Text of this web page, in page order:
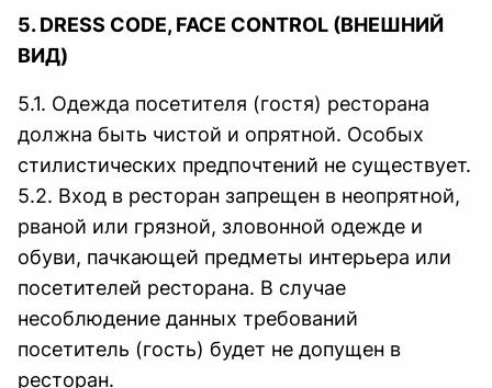
5. DRESS CODE, FACE CONTROL (ВНЕШНИЙ
ВИД)
5.1. Одежда посетителя (гостя) ресторана
должна быть чистой и опрятной. Особых
стилистических предпочтений не существует.
5.2. Вход в ресторан запрещен в неопрятной,
рваной или грязной, зловонной одежде и
обуви, пачкающей предметы интерьера или
посетителей ресторана. В случае
несоблюдение данных требований
посетитель (гость) будет не допущен в
ресторан.